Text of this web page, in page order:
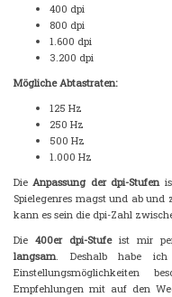
400 dpi
800 dpi
1.600 dpi
3.200 dpi
Mögliche Abtastraten:
125 Hz
250 Hz
500 Hz
1.000 Hz
DieAnpassung der dpi-Stufen
Spielegenres magst und ab und
kann es sein die dpi-Zahl
Die 400er dpi-Stufeist mir
langsam. Deshalb habe
Empfehlungen mit auf den